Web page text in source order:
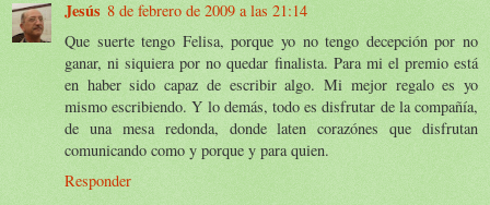
Jesús 8 de febrero de 2009 a las 21:14
Que suerte tengo Felisa, porque yo no tengo decepción por no
ganar, ni siquiera por no quedar finalista. Para mi el premio está
en haber sido capaz de escribir algo. Mi mejor regalo es yo
mismo escribiendo. Y lo demás, todo es disfrutar de la compañía,
de una mesa redonda, donde laten corazónes que disfrutan
comunicando como y porque y para quien.
Responder